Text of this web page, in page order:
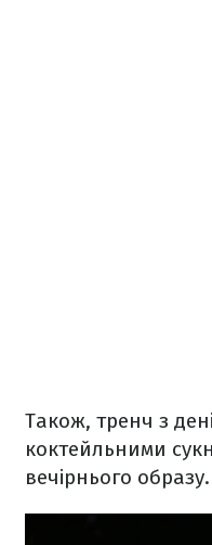
Також, тренч з
коктейльними
вечірнього образу.